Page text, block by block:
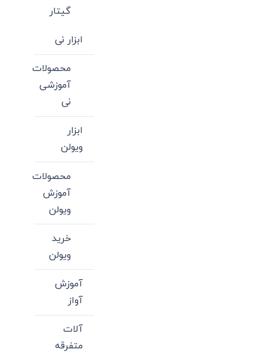
گیتار
ابزار نی
محصولات
آموزشی
نی
ابزار
ویولن
محصولات
آموزش
ویولن
خرید
ویولن
آموزش
آواز
آلات
متفرقه